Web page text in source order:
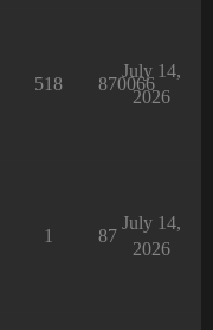
518 870066
July 14,
2026
1 87
July 14,
2026